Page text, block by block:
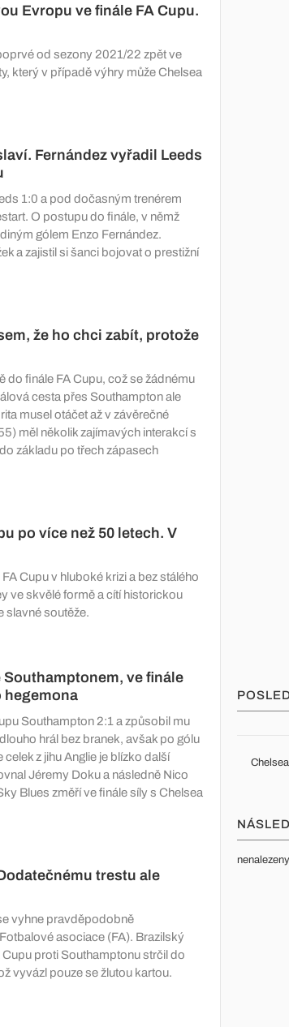
Evropu ve finále FA Cupu.
od sezony 2021/22 zpět ve
který v případě výhry může Chelsea
Fernández vyřadil Leeds
1:0 a pod dočasným trenérem
O postupu do finále, v němž
gólem Enzo Fernández.
a zajistil si šanci bojovat o prestižní
že ho chci zabít, protože
finále FA Cupu, což se žádnému
cesta přes Southampton ale
musel otáčet až v závěrečné
měl několik zajímavých interakcí s
základu po třech zápasech
po více než 50 letech. V
Cupu v hluboké krizi a bez stálého
ve skvělé formě a cítí historickou
slavné soutěže.
ve finále
hegemona
Southampton 2:1 a způsobil mu
hrál bez branek, avšak po gólu
z jihu Anglie je blízko další
Jéremy Doku a následně Nico
Blues změří ve finále síly s Chelsea
trestu ale
vyhne pravděpodobně
asociace (FA). Brazilský
proti Southamptonu strčil do
vyvázl pouze se žlutou kartou.